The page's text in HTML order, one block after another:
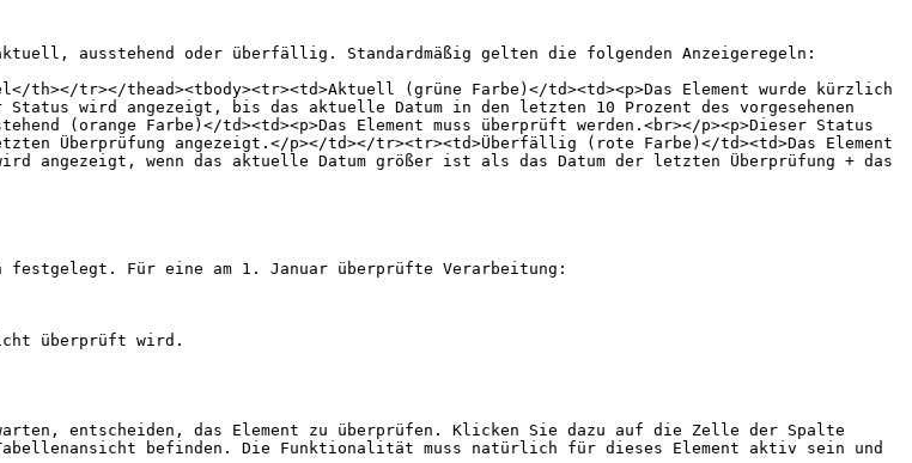
ausstehend oder überfällig. Standardmäßig gelten die folgenden Anzeigeregeln:
th></tr></thead><tbody><tr><td>Aktuell (grüne Farbe)</td><td><p>Das Element wurde kürzlich
wird angezeigt, bis das aktuelle Datum in den letzten 10 Prozent des vorgesehenen
(orange Farbe)</td><td><p>Das Element muss überprüft werden.<br></p><p>Dieser Status
Überprüfung angezeigt.</p></td></tr><tr><td>Überfällig (rote Farbe)</td><td>Das Element
angezeigt, wenn das aktuelle Datum größer ist als das Datum der letzten Überprüfung + das
Für eine am 1. Januar überprüfte Verarbeitung:
überprüft wird.
entscheiden, das Element zu überprüfen. Klicken Sie dazu auf die Zelle der Spalte
befinden. Die Funktionalität muss natürlich für dieses Element aktiv sein und